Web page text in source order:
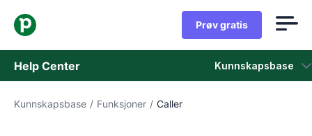
Prøv gratis
Help Center Kunnskapsbase
Kunnskapsbase
Kunnskapsbase / Funksjoner / Caller